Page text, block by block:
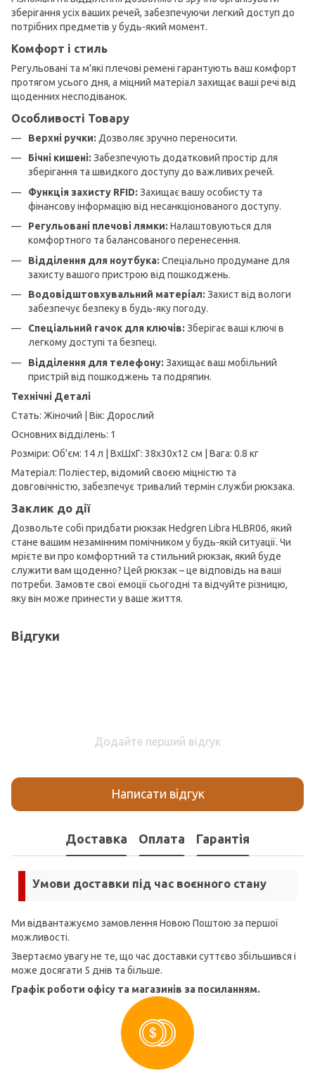
зберігання усіх ваших речей, забезпечуючи легкий доступ до
потрібних предметів у будь-який момент.
Комфорт і стиль
Регульовані та м'які плечові ремені гарантують ваш комфорт
протягом усього дня, а міцний матеріал захищає ваші речі від
щоденних несподіванок.
Особливості Товару
Верхні ручки: Дозволяє зручно переносити.
Бічні кишені: Забезпечують додатковий простір для
зберігання та швидкого доступу до важливих речей.
Функція захисту RFID: Захищає вашу особисту та
фінансову інформацію від несанкціонованого доступу.
Регульовані плечові лямки: Налаштовуються для
комфортного та балансованого перенесення.
Відділення для ноутбука: Спеціально продумане для
захисту вашого пристрою від пошкоджень.
Водовідштовхувальний матеріал: Захист від вологи
забезпечує безпеку в будь-яку погоду.
Спеціальний гачок для ключів: Зберігає ваші ключі в
легкому доступі та безпеці.
Відділення для телефону: Захищає ваш мобільний
пристрій від пошкоджень та подряпин.
Технічні Деталі
Стать: Жіночий | Вік: Дорослий
Основних відділень: 1
Розміри: Об'єм: 14 л | ВхШхГ: 38х30х12 см | Вага: 0.8 кг
Матеріал: Поліестер, відомий своєю міцністю та
довговічністю, забезпечує тривалий термін служби рюкзака.
Заклик до дії
Дозвольте собі придбати рюкзак Hedgren Libra HLBR06, який
стане вашим незамінним помічником у будь-якій ситуації. Чи
мрієте ви про комфортний та стильний рюкзак, який буде
служити вам щоденно? Цей рюкзак – це відповідь на ваші
потреби. Замовте свої емоції сьогодні та відчуйте різницю,
яку він може принести у ваше життя.
Відгуки
Додайте перший відгук
Написати відгук
Доставка Оплата Гарантія
Умови доставки під час воєнного стану
Ми відвантажуємо замовлення Новою Поштою за першої
можливості.
Звертаємо увагу не те, що час доставки суттєво збільшився і
може досягати 5 днів та більше.
Графік роботи офісу та магазинів за посиланням.